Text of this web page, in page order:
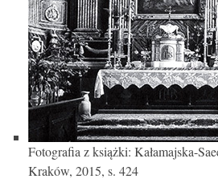
Fotografia z książki: Kałamajska-
Kraków, 2015, s. 424